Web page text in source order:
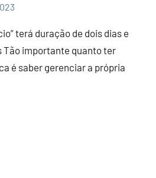
terá duração de dois dias e
importante quanto ter
é saber gerenciar a própria